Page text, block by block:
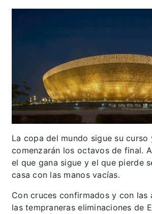
La copa del mundo sigue su curso
comenzarán los octavos de final.
el que gana sigue y el que pierde
casa con las manos vacías.
Con cruces confirmados y con las
las tempraneras eliminaciones de